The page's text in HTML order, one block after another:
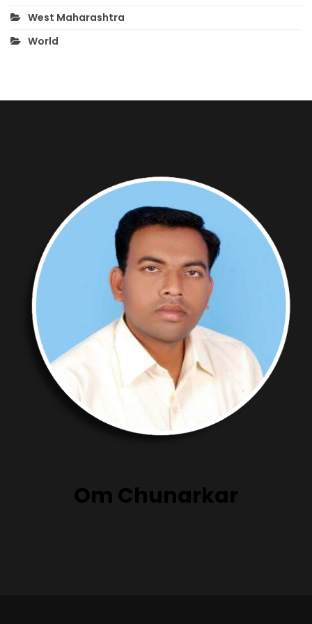
West Maharashtra
World
Om Chunarkar